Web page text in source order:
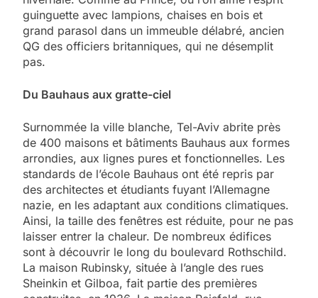
guinguette avec lampions, chaises en bois et
grand parasol dans un immeuble délabré, ancien
QG des officiers britanniques, qui ne désemplit
pas.
Du Bauhaus aux gratte-ciel
Surnommée la ville blanche, Tel-Aviv abrite près
de 400 maisons et bâtiments Bauhaus aux formes
arrondies, aux lignes pures et fonctionnelles. Les
standards de l’école Bauhaus ont été repris par
des architectes et étudiants fuyant l’Allemagne
nazie, en les adaptant aux conditions climatiques.
Ainsi, la taille des fenêtres est réduite, pour ne pas
laisser entrer la chaleur. De nombreux édifices
sont à découvrir le long du boulevard Rothschild.
La maison Rubinsky, située à l’angle des rues
Sheinkin et Gilboa, fait partie des premières